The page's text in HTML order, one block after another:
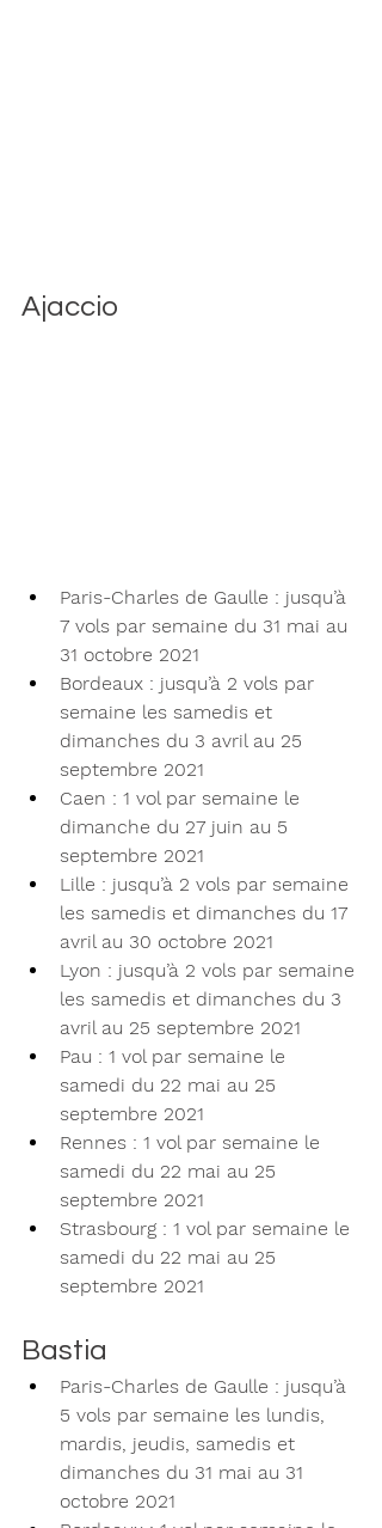
Ajaccio
Paris-Charles de Gaulle : jusqu’à
7 vols par semaine du 31 mai au
31 octobre 2021
Bordeaux : jusqu’à 2 vols par
semaine les samedis et
dimanches du 3 avril au 25
septembre 2021
Caen : 1 vol par semaine le
dimanche du 27 juin au 5
septembre 2021
Lille : jusqu’à 2 vols par semaine
les samedis et dimanches du 17
avril au 30 octobre 2021
Lyon : jusqu’à 2 vols par semaine
les samedis et dimanches du 3
avril au 25 septembre 2021
Pau : 1 vol par semaine le
samedi du 22 mai au 25
septembre 2021
Rennes : 1 vol par semaine le
samedi du 22 mai au 25
septembre 2021
Strasbourg : 1 vol par semaine le
samedi du 22 mai au 25
septembre 2021
Bastia
Paris-Charles de Gaulle : jusqu’à
5 vols par semaine les lundis,
mardis, jeudis, samedis et
dimanches du 31 mai au 31
octobre 2021